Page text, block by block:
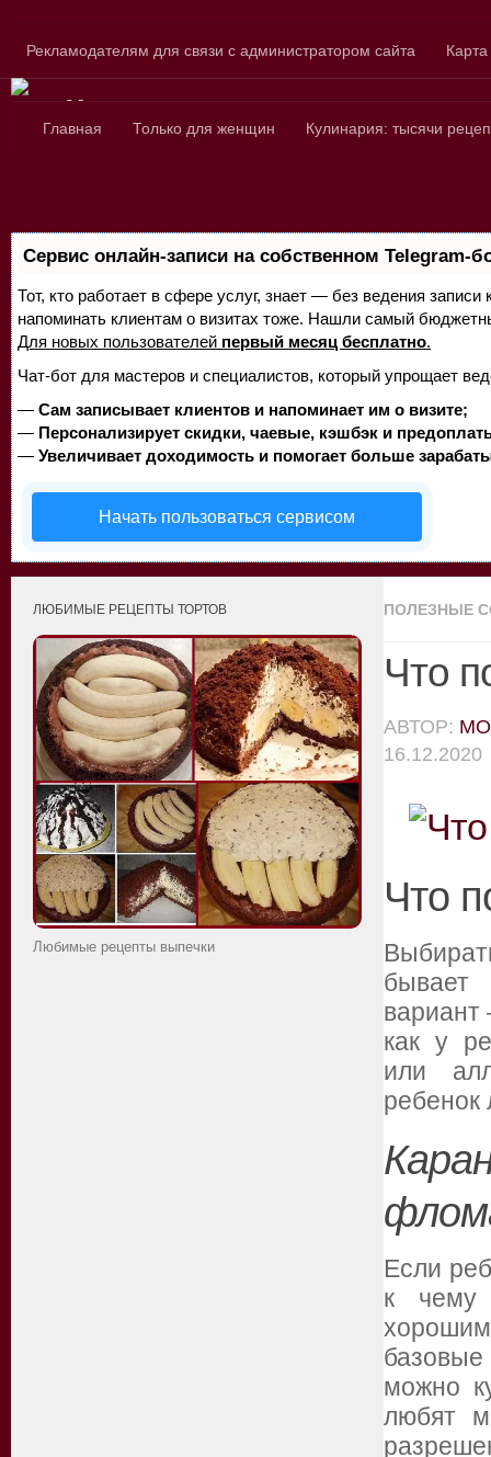
Рекламодателям для связи с администратором сайта
Сайт для
Главная Только для женщин Кулинария: тысячи
Сервис онлайн-записи на собственном Telegram-
Тот, кто работает в сфере услуг, знает — без ведения
напоминать клиентам о визитах тоже. Нашли самый
Для новых пользователей первый месяц бесплатно.
Чат-бот для мастеров и специалистов, который упрощает
— Сам записывает клиентов и напоминает им о визите;
— Персонализирует скидки, чаевые, кэшбэк и
— Увеличивает доходимость и помогает больше
Начать пользоваться сервисом
ПОЛЕЗНЫЕ
Что
АВТОР:
16.12.2020
Что
бывает
вариант
как у
или
ребенок
Если
к чему
можно
любят
ЛЮБИМЫЕ РЕЦЕПТЫ ТОРТОВ
Любимые рецепты выпечки